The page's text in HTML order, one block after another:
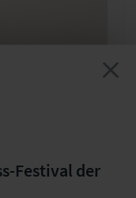
Festival der